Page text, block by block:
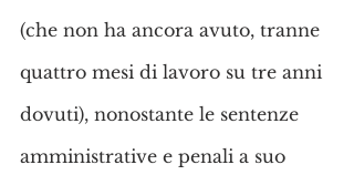
(che non ha ancora avuto, tranne
quattro mesi di lavoro su tre anni
dovuti), nonostante le sentenze
amministrative e penali a suo